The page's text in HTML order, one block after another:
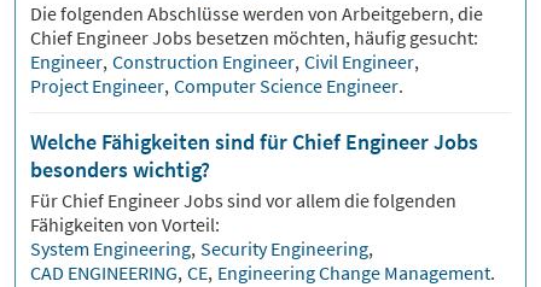
Die folgenden Abschlüsse werden von Arbeitgebern, die
Chief EngineerJobs besetzen möchten, häufig gesucht:
Engineer, Construction Engineer, Civil Engineer,
Project Engineer, Computer Science Engineer.
Welche Fähigkeiten sind für Chief Engineer Jobs
besonders wichtig?
FürChief EngineerJobs sind vor allem die folgenden
Fähigkeiten von Vorteil:
System Engineering, Security Engineering,
CAD ENGINEERING, CE, Engineering Change Management.